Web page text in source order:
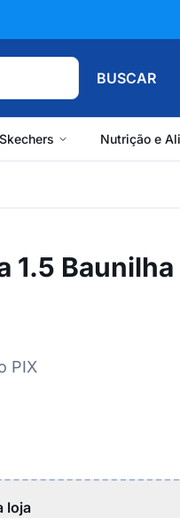
BUSCAR
Skechers Nutrição e
1.5
PIX
loja